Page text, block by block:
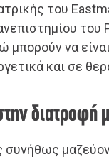
του
του
μπορούν να
και σε
διατροφή
συνήθως